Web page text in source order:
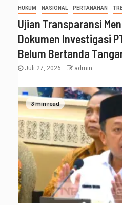
HUKUM NASIONAL PERTANAHAN
Ujian Transparansi
Dokumen Investigasi
Belum Bertanda
Juli 27, 2026 admin
3 min read